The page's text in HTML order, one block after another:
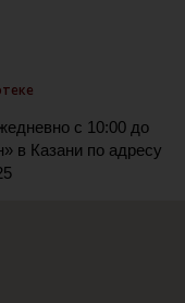
с 10:00 до
в Казани по адресу